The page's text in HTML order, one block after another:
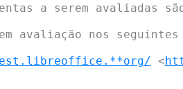
a serem avaliadas
avaliação nos seguintes
<